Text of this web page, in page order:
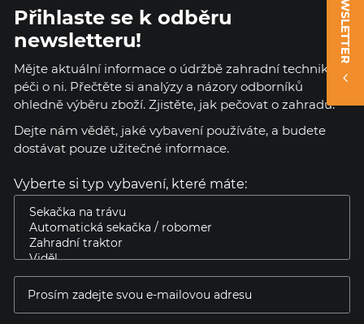
NEWSLETTER
Přihlaste se k odběru
newsletteru!
Mějte aktuální informace o údržbě zahradní techniky a
péči o ni. Přečtěte si analýzy a názory odborníků
ohledně výběru zboží. Zjistěte, jak pečovat o zahradu.
Dejte nám vědět, jaké vybavení používáte, a budete
dostávat pouze užitečné informace.
Vyberte si typ vybavení, které máte: